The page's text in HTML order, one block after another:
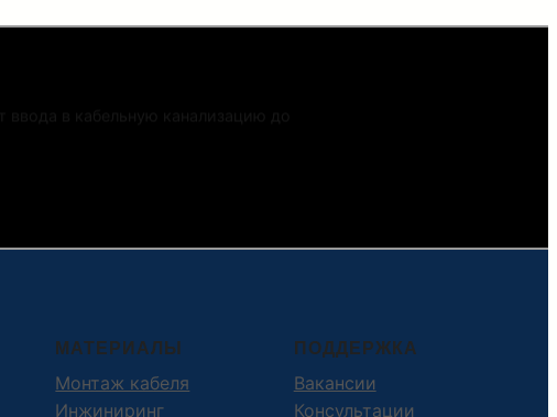
МАТЕРИАЛЫ
Монтаж кабеля
Инжиниринг
ПОДДЕРЖКА
Вакансии
Консультации